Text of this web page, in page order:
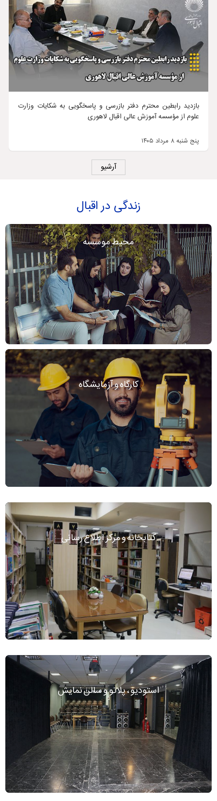
بازدید رابطین محترم دفتر بازرسی و پاسخگویی به شکایات وزارت
علوم از مؤسسه آموزش عالی اقبال لاهوری
پنج شنبه ۸ مرداد ۱۴۰۵
آرشیو
زندگی در اقبال
محیط موسسه
کارگاه و آزمایشگاه
کتابخانه و مرکز اطلاع رسانی
استودیو ، پلاتو و سالن نمایش